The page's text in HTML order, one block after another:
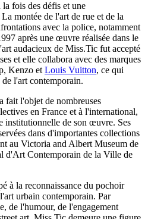
fois des défis et une
montée de l'art de rue et de la
avec la police, notamment
après une œuvre réalisée dans le
audacieux de Miss.Tic fut accepté
et elle collabora avec des marques
Kenzo et Louis Vuitton, ce qui
l'art contemporain.
fait l'objet de nombreuses
en France et à l'international,
institutionnelle de son œuvre. Ses
dans d'importantes collections
au Victoria and Albert Museum de
d'Art Contemporain de la Ville de
à la reconnaissance du pochoir
urbain contemporain. Par
de l'humour, de l'engagement